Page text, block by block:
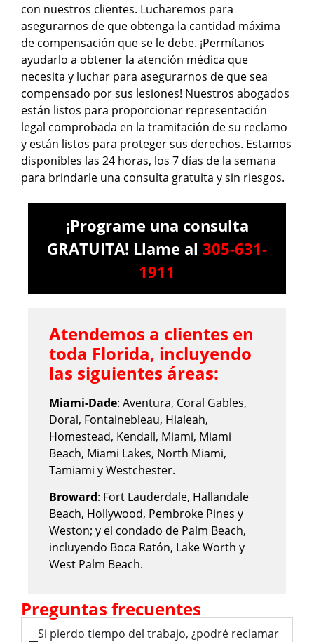
con nuestros clientes. Lucharemos para
asegurarnos de que obtenga la cantidad máxima
de compensación que se le debe. ¡Permítanos
ayudarlo a obtener la atención médica que
necesita y luchar para asegurarnos de que sea
compensado por sus lesiones! Nuestros abogados
están listos para proporcionar representación
legal comprobada en la tramitación de su reclamo
y están listos para proteger sus derechos. Estamos
disponibles las 24 horas, los 7 días de la semana
para brindarle una consulta gratuita y sin riesgos.
¡Programe una consulta
GRATUITA! Llame al 305-631-
1911
Atendemos a clientes en
toda Florida, incluyendo
las siguientes áreas:
Miami-Dade: Aventura, Coral Gables,
Doral, Fontainebleau, Hialeah,
Homestead, Kendall, Miami, Miami
Beach, Miami Lakes, North Miami,
Tamiami y Westchester.
Broward: Fort Lauderdale, Hallandale
Beach, Hollywood, Pembroke Pines y
Weston; y el condado de Palm Beach,
incluyendo Boca Ratón, Lake Worth y
West Palm Beach.
Preguntas frecuentes
Si pierdo tiempo del trabajo, ¿podré reclamar